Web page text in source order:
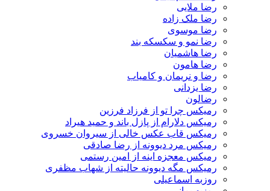
رضا ملایی
رضا ملک زاده
رضا موسوی
رضا نمو و سکسکه بند
رضا هاشمیان
رضا هامون
رضا و نریمان و کامیاب
رضا یزدانی
رضالون
رمیکس چرا تو از فرزاد فرزین
رمیکس دلارام از پازل باند و حمید هیراد
رمیکس قاب عکس خالی از سیروان خسروی
رمیکس مرد دیوونه از رضا صادقی
رمیکس معجزه اینه از امین رستمی
رمیکس مگه دیوونه حالیته از شهاب مظفری
روزبه اسماعیلی